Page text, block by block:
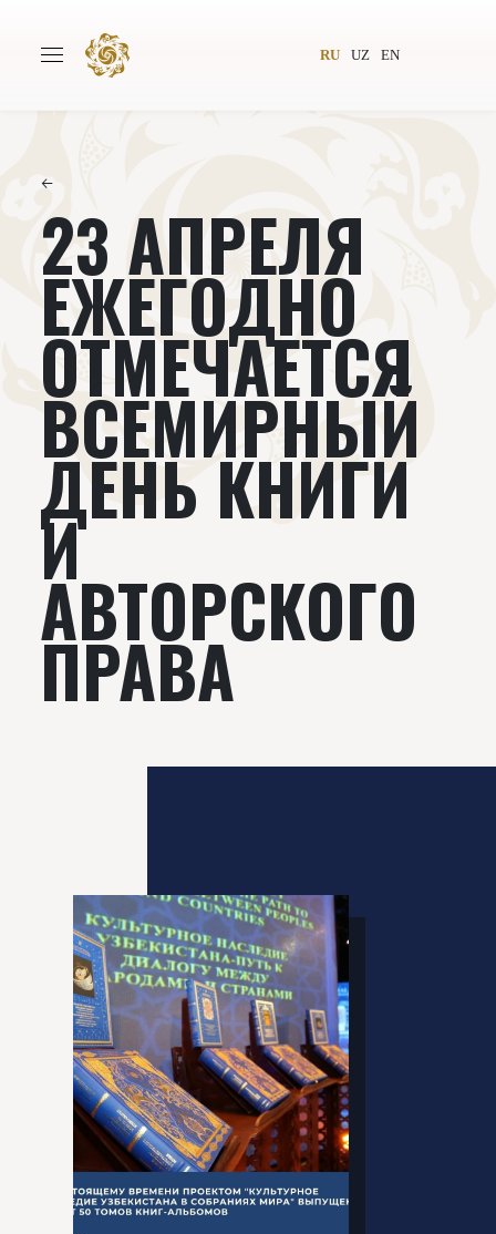
RU UZ EN
Авторы Всемирное общество
Издательство
Проекты Подкасты
Книги Видеолекторий
←
23 АПРЕЛЯ
ЕЖЕГОДНО
ОТМЕЧАЕТСЯ
ВСЕМИРНЫЙ
ДЕНЬ КНИГИ
И
АВТОРСКОГО
ПРАВА